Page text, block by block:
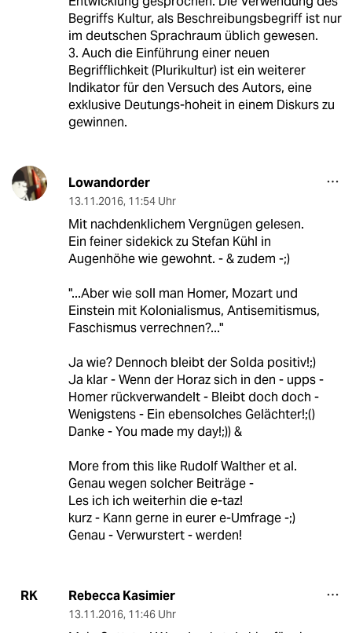
Begriffs Kultur, als Beschreibungsbegriff ist nur
im deutschen Sprachraum üblich gewesen.
3. Auch die Einführung einer neuen
Begrifflichkeit (Plurikultur) ist ein weiterer
Indikator für den Versuch des Autors, eine
exklusive Deutungs-hoheit in einem Diskurs zu
gewinnen.
Lowandorder
13.11.2016, 11:54 Uhr
Mit nachdenklichem Vergnügen gelesen.
Ein feiner sidekick zu Stefan Kühl in
Augenhöhe wie gewohnt. - & zudem -;)
"...Aber wie soll man Homer, Mozart und
Einstein mit Kolonialismus, Antisemitismus,
Faschismus verrechnen?..."
Ja wie? Dennoch bleibt der Solda positiv!;)
Ja klar - Wenn der Horaz sich in den - upps -
Homer rückverwandelt - Bleibt doch doch -
Wenigstens - Ein ebensolches Gelächter!;()
Danke - You made my day!;)) &
More from this like Rudolf Walther et al.
Genau wegen solcher Beiträge -
Les ich ich weiterhin die e-taz!
kurz - Kann gerne in eurer e-Umfrage -;)
Genau - Verwurstert - werden!
RK Rebecca Kasimier
13.11.2016, 11:46 Uhr